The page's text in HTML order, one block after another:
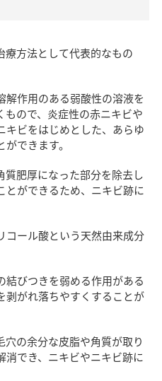
療方法として代表的なもの
解作用のある弱酸性の溶液を
ので、炎症性の赤ニキビや
キビをはじめとした、あらゆ
できます。
質肥厚になった部分を除去し
とができるため、ニキビ跡に
コール酸という天然由来成分
結びつきを弱める作用がある
剥がれ落ちやすくすることが
の余分な皮脂や角質が取り
でき、ニキビやニキビ跡に